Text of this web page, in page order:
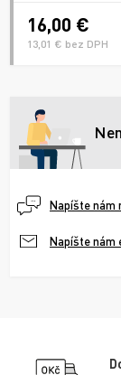
16,00 €
13,01 € bez DPH
Napíšte nám
Napíšte nám